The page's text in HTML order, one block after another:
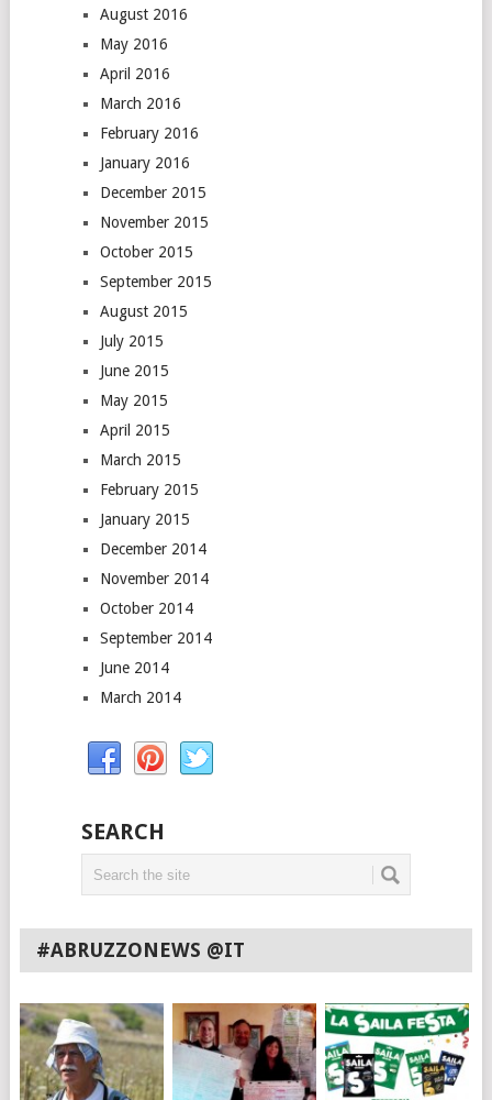
August 2016
May 2016
April 2016
March 2016
February 2016
January 2016
December 2015
November 2015
October 2015
September 2015
August 2015
July 2015
June 2015
May 2015
April 2015
March 2015
February 2015
January 2015
December 2014
November 2014
October 2014
September 2014
June 2014
March 2014
SEARCH
#ABRUZZONEWS @IT